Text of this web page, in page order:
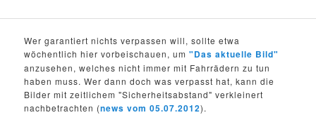
Wer garantiert nichts verpassen will, sollte etwa
wöchentlich hier vorbeischauen, um"Das aktuelle Bild"
anzusehen, welches nicht immer mit Fahrrädern zu tun
haben muss. Wer dann doch was verpasst hat, kann die
Bilder mit zeitlichem "Sicherheitsabstand" verkleinert
nachbetrachten (news vom 05.07.2012).